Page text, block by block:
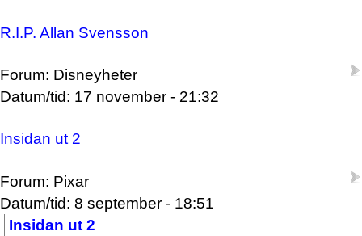
R.I.P. Allan Svensson
Forum: Disneyheter
Datum/tid: 17 november - 21:32
Insidan ut 2
Forum: Pixar
Datum/tid: 8 september - 18:51
Insidan ut 2